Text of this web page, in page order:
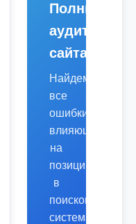
Полный
аудит
сайта
Найдем
все
ошибки,
влияющие
на
позиции
в
поисковых
системах.